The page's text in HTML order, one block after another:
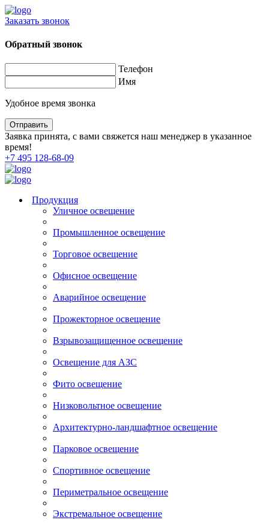
Заказать звонок
Обратный звонок
Телефон
Имя
Удобное время звонка
Заявка принята, с вами свяжется наш менеджер в указанное
время!
+7 495 128-68-09
Продукция
Уличное освещение
Промышленное освещение
Торговое освещение
Офисное освещение
Аварийное освещение
Прожекторное освещение
Взрывозащищенное освещение
Освещение для АЗС
Фито освещение
Низковольтное освещение
Архитектурно-ландшафтное освещение
Парковое освещение
Спортивное освещение
Периметральное освещение
Экстремальное освещение